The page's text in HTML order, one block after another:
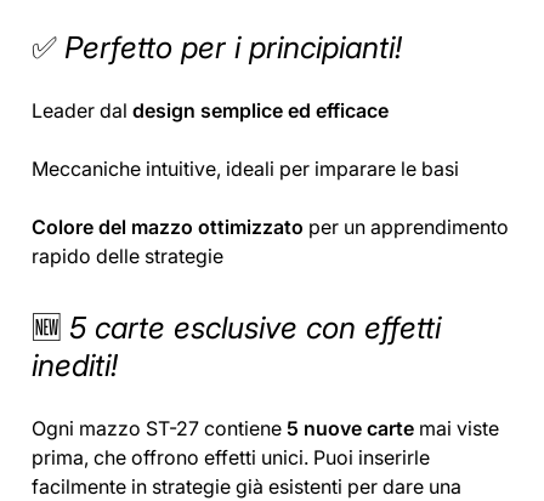
✅ Perfetto per i principianti!
Leader dal design semplice ed efficace
Meccaniche intuitive, ideali per imparare le basi
Colore del mazzo ottimizzato per un apprendimento
rapido delle strategie
🆕 5 carte esclusive con effetti
inediti!
Ogni mazzo ST-27 contiene 5 nuove carte mai viste
prima, che offrono effetti unici. Puoi inserirle
facilmente in strategie già esistenti per dare una